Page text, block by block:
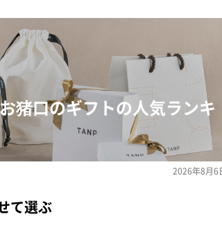
猪口のギフトの人気ランキ
2026年8月6
て選ぶ